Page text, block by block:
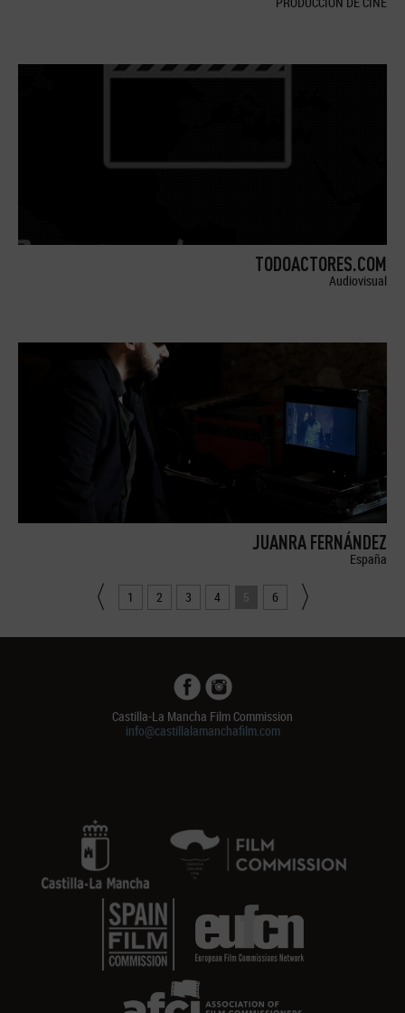
TODOACTORES.COM
Audiovisual
JUANRA FERNÁNDEZ
España
1 2 3 4 5 6
Castilla-La Mancha Film Commission
info@castillalamanchafilm.com